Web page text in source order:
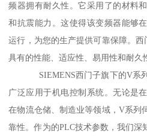
频器拥有耐久性。它采用了的材料
和抗震能力。这使得该变频器能够
运行，为您的生产提供可靠保障。西
具有的性能、适应性、易用性和耐久
SIEMENS西门子旗下的V系列
广泛应用于机电控制系统。无论是
在物流仓储、制造业等领域，V系列
靠性。作为的PLC技术参数，我们深